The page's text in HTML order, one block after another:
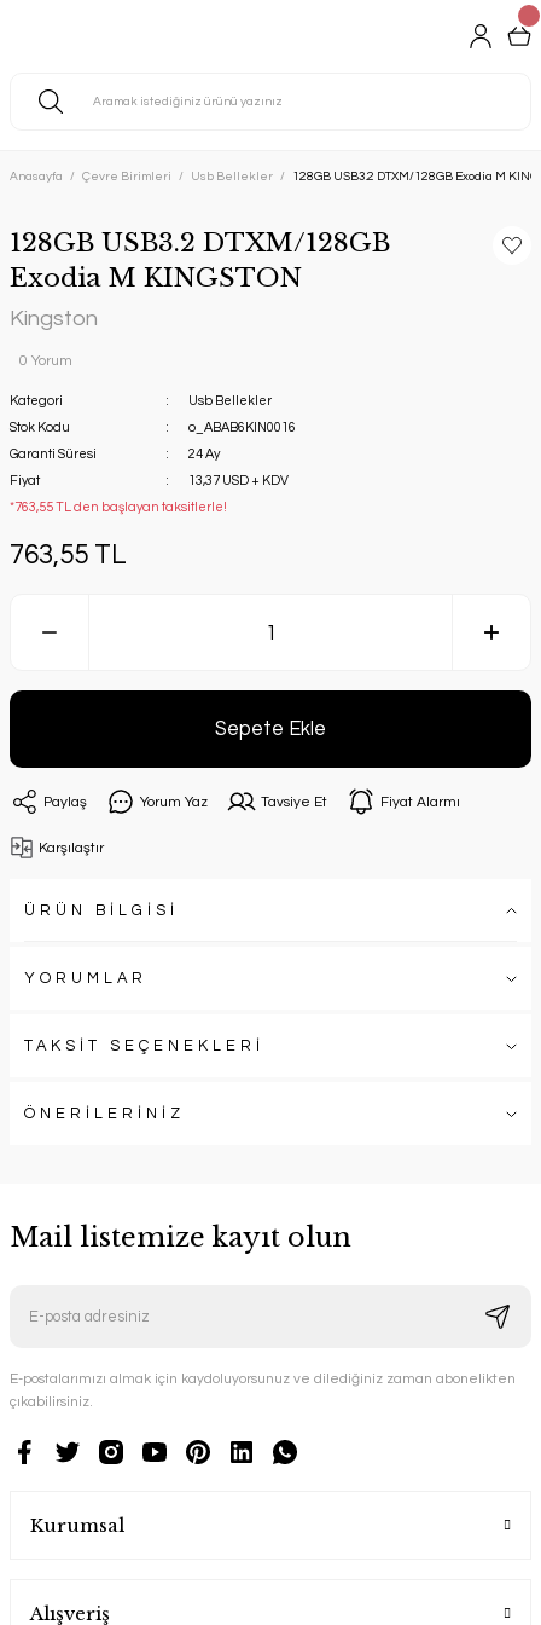
Anasayfa Çevre Birimleri Usb Bellekler 128GB USB3.2 DTXM/128GB Exodia M
128GB USB3.2 DTXM/128GB
Exodia M KINGSTON
Kingston
0 Yorum
Kategori
Usb Bellekler
Stok Kodu
o_ABAB6KIN0016
Garanti Süresi
24 Ay
Fiyat
13,37 USD + KDV
*763,55 TL den başlayan taksitlerle!
763,55 TL
Sepete Ekle
Paylaş Yorum Yaz Tavsiye Et Fiyat Alarmı
Karşılaştır
ÜRÜN BİLGİSİ
YORUMLAR
TAKSİT SEÇENEKLERİ
ÖNERİLERİNİZ
Mail listemize kayıt olun
E-postalarımızı almak için kaydoluyorsunuz ve dilediğiniz zaman abonelikten
çıkabilirsiniz.
Kurumsal
Alışveriş